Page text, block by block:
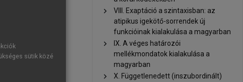
vált,
majd a
a fonológiai
élnek a
chevron_right
VIII. Exaptáció a szintaxisban: az
atipikus igekötő-sorrendek új
funkcióinak kialakulása a magyarban
chevron_right
IX. A véges határozói
mellékmondatok kialakulása a
magyarban
chevron_right
X. Függetlenedett (inszubordinált)
sütik közé